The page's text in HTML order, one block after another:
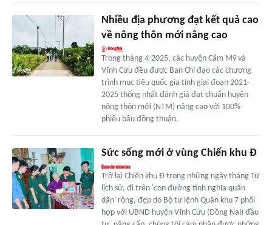
Nhiều địa phương đạt kết quả cao
về nông thôn mới nâng cao
Trong tháng 4-2025, các huyện Cẩm Mỹ và
Vĩnh Cửu đều được Ban Chỉ đạo các chương
trình mục tiêu quốc gia tỉnh giai đoạn 2021-
2025 thống nhất đánh giá đạt chuẩn huyện
nông thôn mới (NTM) nâng cao với 100%
phiếu bầu đồng thuận.
Sức sống mới ở vùng Chiến khu Đ
Trở lại Chiến khu Đ trong những ngày tháng Tư
lịch sử, đi trên 'con đường tình nghĩa quân
dân' rộng, đẹp do Bộ tư lệnh Quân khu 7 phối
hợp với UBND huyện Vĩnh Cửu (Đồng Nai) đầu